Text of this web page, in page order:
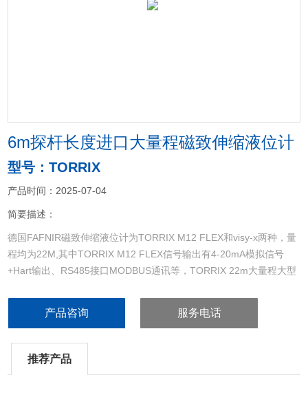
6m探杆长度进口大量程磁致伸缩液位计
型号：TORRIX
产品时间：2025-07-04
简要描述：
德国FAFNIR磁致伸缩液位计为TORRIX M12 FLEX和visy-x两种，量
程均为22M,其中TORRIX M12 FLEX信号输出有4-20mA模拟信号
+Hart输出、RS485接口MODBUS通讯等，TORRIX 22m大量程大型
产品咨询 服务电话
推荐产品